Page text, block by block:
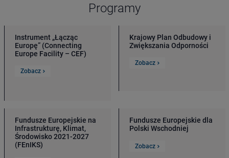
Programy
Instrument „Łącząc
Europę” (Connecting
Europe Facility – CEF)
Zobacz
Krajowy Plan Odbudowy i
Zwiększania Odporności
Zobacz
Fundusze Europejskie na
Infrastrukturę, Klimat,
Środowisko 2021-2027
(FEnIKS)
Fundusze Europejskie dla
Polski Wschodniej
Zobacz